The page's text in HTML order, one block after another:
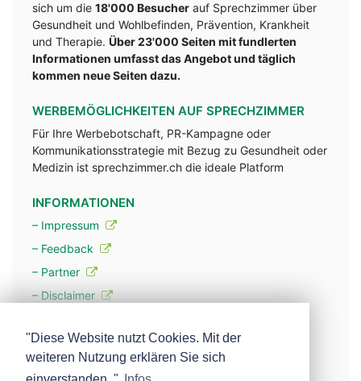
sich um die 18'000 Besucher auf Sprechzimmer über
Gesundheit und Wohlbefinden, Prävention, Krankheit
und Therapie. Über 23'000 Seiten mit fundlerten
Informationen umfasst das Angebot und täglich
kommen neue Seiten dazu.
WERBEMÖGLICHKEITEN AUF SPRECHZIMMER
Für Ihre Werbebotschaft, PR-Kampagne oder
Kommunikationsstrategie mit Bezug zu Gesundheit oder
Medizin ist sprechzimmer.ch die ideale Platform
INFORMATIONEN
– Impressum
– Feedback
– Partner
– Disclaimer
– Werbung
"Diese Website nutzt Cookies. Mit der
weiteren Nutzung erklären Sie sich